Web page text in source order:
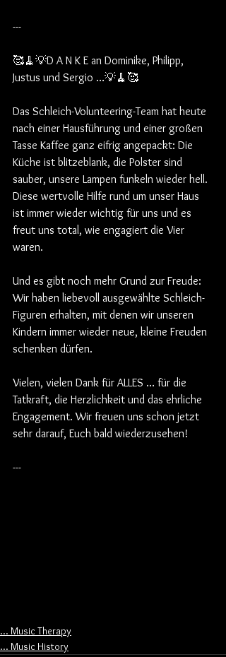
---
🥰🧹💡D A N K E an Dominike, Philipp,
Justus und Sergio …💡🧹🥰
Das Schleich-Volunteering-Team hat heute
nach einer Hausführung und einer großen
Tasse Kaffee ganz eifrig angepackt: Die
Küche ist blitzeblank, die Polster sind
sauber, unsere Lampen funkeln wieder hell.
Diese wertvolle Hilfe rund um unser Haus
ist immer wieder wichtig für uns und es
freut uns total, wie engagiert die Vier
waren.
Und es gibt noch mehr Grund zur Freude:
Wir haben liebevoll ausgewählte Schleich-
Figuren erhalten, mit denen wir unseren
Kindern immer wieder neue, kleine Freuden
schenken dürfen.
Vielen, vielen Dank für ALLES … für die
Tatkraft, die Herzlichkeit und das ehrliche
Engagement. Wir freuen uns schon jetzt
sehr darauf, Euch bald wiederzusehen!
---
... Music Therapy
... Music History